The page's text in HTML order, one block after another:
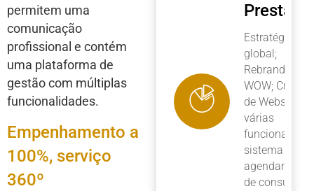
Estratégia
global;
Rebranding
WOW; Criação
de Website
várias
sistema de
agendamento
de consultas;
permitem uma
comunicação
profissional e contém
uma plataforma de
gestão com múltiplas
funcionalidades.
Empenhamento a
100%, serviço
360º